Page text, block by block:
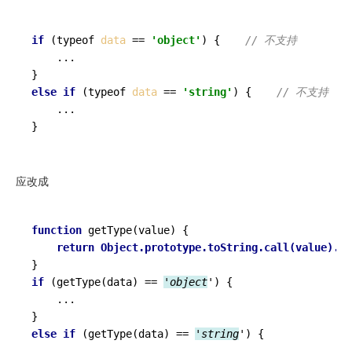
if (typeof data == 'object' ) { // 不支持
...
else if (typeof data == 'string' ) { // 不支持
...
应改成
function getType(value) {
return
if (getType(data) == 'object') {
    ...
else if (getType(data) == 'string') {